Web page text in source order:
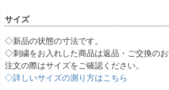
サイズ
◇新品の状態の寸法です。
◇刺繍をお入れした商品は返品・ご交換の
注文の際はサイズをご確認ください。
◇詳しいサイズの測り方はこちら